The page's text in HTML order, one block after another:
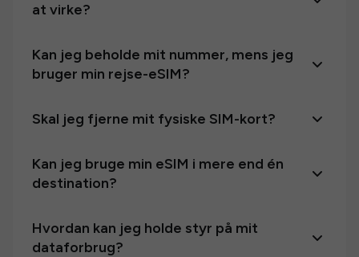
at virke?
Kan jeg beholde mit nummer, mens jeg
bruger min rejse-eSIM?
Skal jeg fjerne mit fysiske SIM-kort?
Kan jeg bruge min eSIM i mere end én
destination?
Hvordan kan jeg holde styr på mit
dataforbrug?